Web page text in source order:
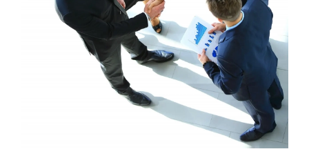
DE
ABOGADOS